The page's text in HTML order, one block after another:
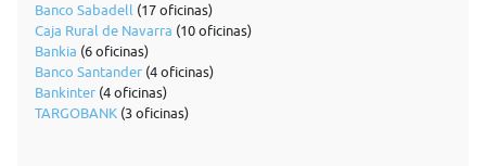
Banco Sabadell (17 oficinas)
Caja Rural de Navarra (10 oficinas)
Bankia (6 oficinas)
Banco Santander (4 oficinas)
Bankinter (4 oficinas)
TARGOBANK (3 oficinas)